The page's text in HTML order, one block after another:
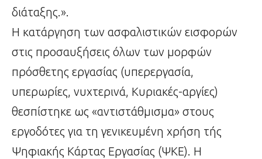
διάταξης.».
Η κατάργηση των ασφαλιστικών εισφορών
στις προσαυξήσεις όλων των μορφών
πρόσθετης εργασίας (υπερεργασία,
υπερωρίες, νυχτερινά, Κυριακές-αργίες)
θεσπίστηκε ως «αντιστάθμισμα» στους
εργοδότες για τη γενικευμένη χρήση τής
Ψηφιακής Κάρτας Εργασίας (ΨΚΕ). Η